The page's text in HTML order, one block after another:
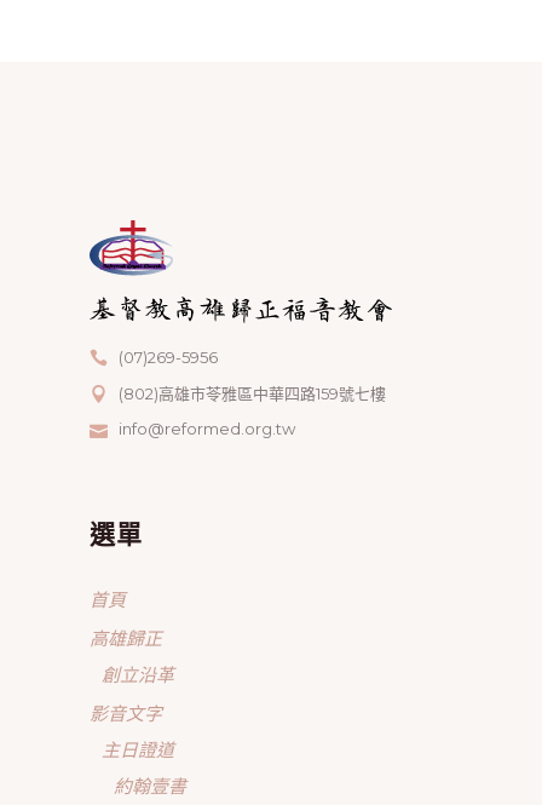
(07)269-5956
(802)高雄市苓雅區中華四路159號七樓
info@reformed.org.tw
選單
首頁
高雄歸正
創立沿革
影音文字
主日證道
約翰壹書